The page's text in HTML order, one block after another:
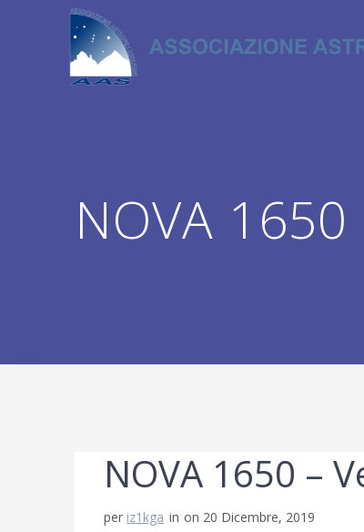
NOVA
NOVA 1650 –
per iz1kga in on 20 Dicembre, 2019